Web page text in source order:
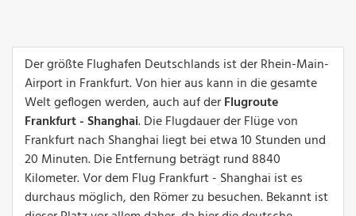
Der größte Flughafen Deutschlands ist der Rhein-Main-
Airport in Frankfurt. Von hier aus kann in die gesamte
Welt geflogen werden, auch auf derFlugroute
Frankfurt - Shanghai. Die Flugdauer der Flüge von
Frankfurt nach Shanghai liegt bei etwa 10 Stunden und
20 Minuten. Die Entfernung beträgt rund 8840
Kilometer. Vor dem Flug Frankfurt - Shanghai ist es
durchaus möglich, den Römer zu besuchen. Bekannt ist